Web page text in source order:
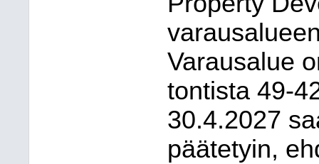
Varausalue
tontista 49-
30.4.2027
päätetyin,